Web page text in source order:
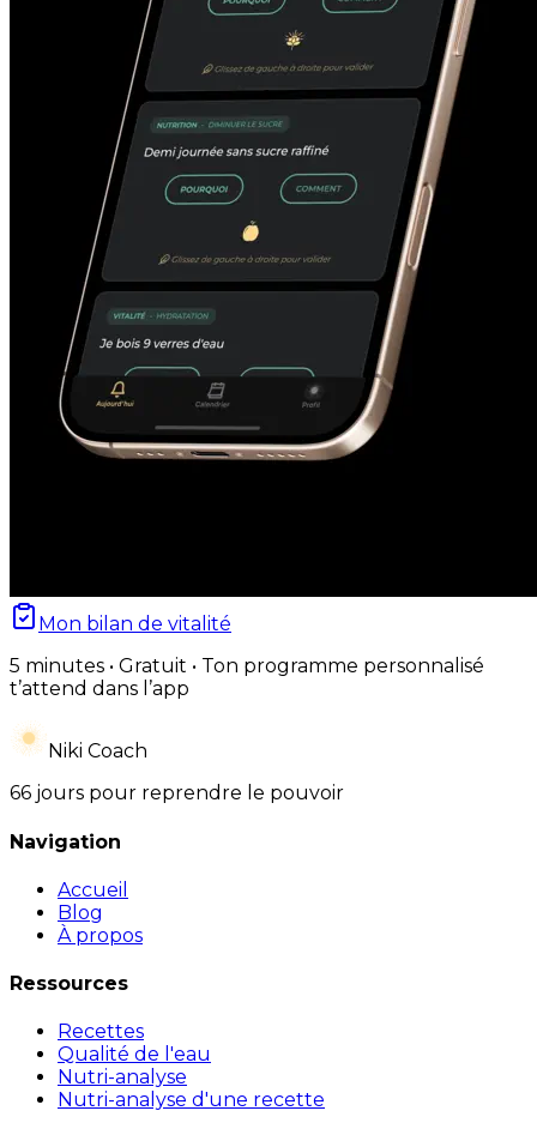
Mon bilan de vitalité
5 minutes • Gratuit • Ton programme personnalisé
t’attend dans l’app
Niki Coach
66 jours pour reprendre le pouvoir
Navigation
Accueil
Blog
À propos
Ressources
Recettes
Qualité de l'eau
Nutri-analyse
Nutri-analyse d'une recette